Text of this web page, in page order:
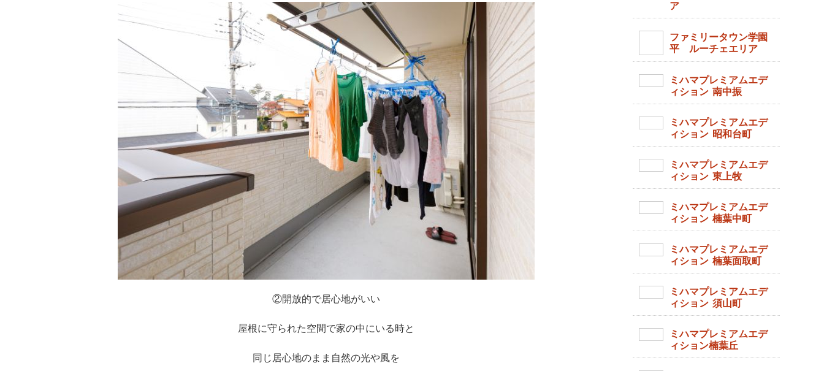
②開放的で居心地がいい
屋根に守られた空間で家の中にいる時と
同じ居心地のまま自然の光や風を
ア
ファミリータウン学園
平 ルーチェエリア
ミハマプレミアムエデ
ィション 南中振
ミハマプレミアムエデ
ィション 昭和台町
ミハマプレミアムエデ
ィション 東上牧
ミハマプレミアムエデ
ィション 楠葉中町
ミハマプレミアムエデ
ィション 楠葉面取町
ミハマプレミアムエデ
ィション 須山町
ミハマプレミアムエデ
ィション楠葉丘